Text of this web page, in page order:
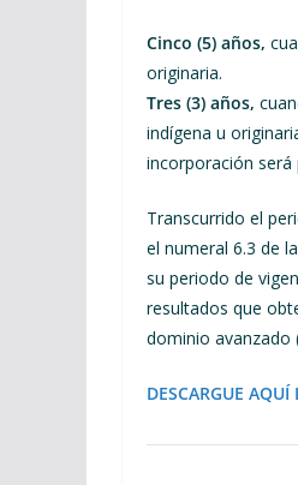
Cinco (5) años,
originaria.
Tres (3) años,
indígena u
incorporación
Transcurrido el
el numeral 6.3 de
su periodo de
resultados que
dominio avanzado
DESCARGUE